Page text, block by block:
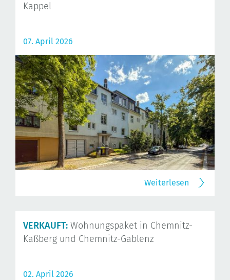
Kappel
07. April 2026
Weiterlesen
VERKAUFT: Wohnungspaket in Chemnitz-
Kaßberg und Chemnitz-Gablenz
02. April 2026